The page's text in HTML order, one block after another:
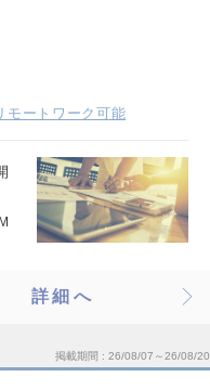
モートワーク可能
詳細へ
掲載期間 26/08/07～26/08/20